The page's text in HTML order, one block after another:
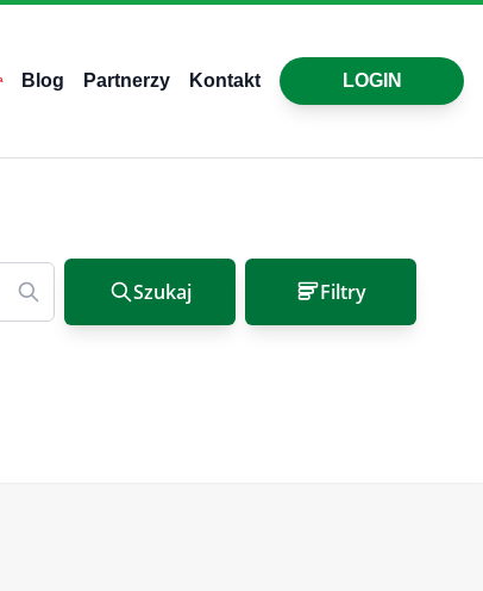
Blog Partnerzy Kontakt LOGIN
Szukaj Filtry